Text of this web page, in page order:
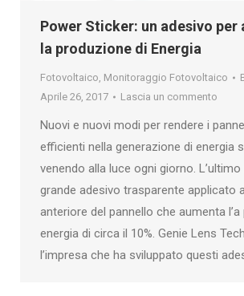
Power Sticker: un adesivo per
la produzione di Energia
Fotovoltaico, Monitoraggio Fotovoltaico
Aprile 26, 2017
Lascia un commento
Nuovi e nuovi modi per rendere i
efficienti nella generazione di energia
venendo alla luce ogni giorno.
grande adesivo trasparente applicato
anteriore del pannello che aumenta
energia di circa il 10%. Genie Lens
l’impresa che ha sviluppato questi